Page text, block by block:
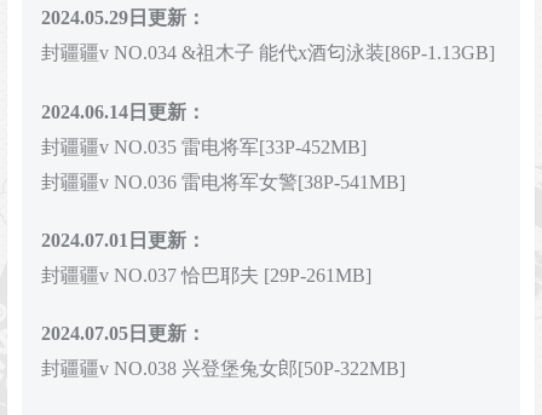
2024.05.29日更新：
封疆疆v NO.034 &祖木子 能代x酒匂泳装[86P-1.13GB]
2024.06.14日更新：
封疆疆v NO.035 雷电将军[33P-452MB]
封疆疆v NO.036 雷电将军女警[38P-541MB]
2024.07.01日更新：
封疆疆v NO.037 恰巴耶夫 [29P-261MB]
2024.07.05日更新：
封疆疆v NO.038 兴登堡兔女郎[50P-322MB]